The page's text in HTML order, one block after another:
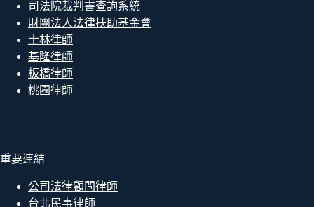
司法院裁判書查詢系統
財團法人法律扶助基金會
士林律師
基隆律師
板橋律師
桃園律師
重要連結
公司法律顧問律師
台北民事律師